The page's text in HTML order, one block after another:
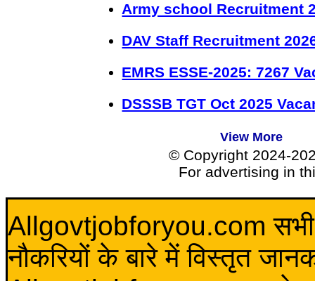
Army school Recruitment
DAV Staff Recruitment
EMRS ESSE-2025: 7267
DSSSB TGT Oct 2025
View More
© Copyright 2024-
For advertising in
Allgovtjobforyou.com सभी
नौकरियों के बारे में विस्तृत